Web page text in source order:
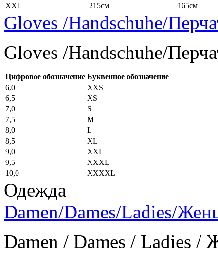
XXL
215см 165см
Gloves /Handschuhe/
Gloves /Handschuhe/
Цифровое обозначение Буквенное обозначение
6,0
XXS
6,5
XS
7,0
S
7,5
M
8,0
L
8,5
XL
9,0
XXL
9,5
XXXL
10,0
XXXXL
Одежда
Damen/Dames/Ladies/
Damen / Dames / Ladies